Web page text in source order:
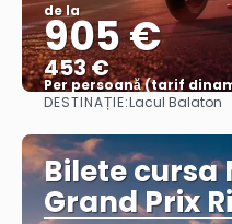
de la
905 €
453 €
Per persoană (tarif
Vezi
DESTINAȚIE:Lacul Balaton
Bilete cursa
Grand Prix